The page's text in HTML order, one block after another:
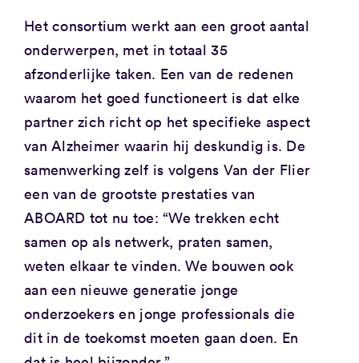
Het consortium werkt aan een groot aantal
onderwerpen, met in totaal 35
afzonderlijke taken. Een van de redenen
waarom het goed functioneert is dat elke
partner zich richt op het specifieke aspect
van Alzheimer waarin hij deskundig is. De
samenwerking zelf is volgens Van der Flier
een van de grootste prestaties van
ABOARD tot nu toe: “We trekken echt
samen op als netwerk, praten samen,
weten elkaar te vinden. We bouwen ook
aan een nieuwe generatie jonge
onderzoekers en jonge professionals die
dit in de toekomst moeten gaan doen. En